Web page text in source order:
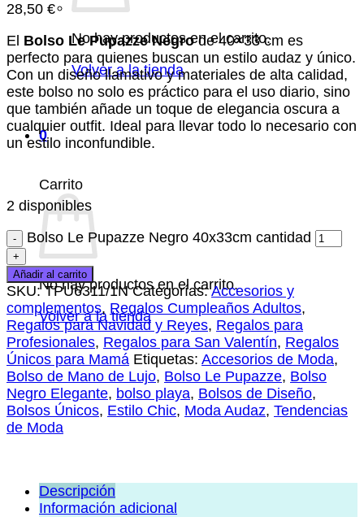
No hay productos en el carrito.
Volver a la tienda
0
Carrito
No hay productos en el carrito.
Volver a la tienda
28,50 €
El Bolso Le Pupazze Negrode 40×33 cm es
perfecto para quienes buscan un estilo audaz y único.
Con un diseño llamativo y materiales de alta calidad,
este bolso no solo es práctico para el uso diario, sino
que también añade un toque de elegancia oscura a
cualquier outfit. Ideal para llevar todo lo necesario con
un estilo inconfundible.
2 disponibles
Bolso Le Pupazze Negro 40x33cm cantidad
Añadir al carrito
SKU:TPU6311/1N Categorías:Accesorios y
complementos, Regalos Cumpleaños Adultos,
Regalos para Navidad y Reyes, Regalos para
Profesionales, Regalos para San Valentín, Regalos
Únicos para Mamá Etiquetas: Accesorios de Moda,
Bolso de Mano de Lujo, Bolso Le Pupazze, Bolso
Negro Elegante, bolso playa, Bolsos de Diseño,
Bolsos Únicos, Estilo Chic, Moda Audaz, Tendencias
de Moda
Descripción
Información adicional